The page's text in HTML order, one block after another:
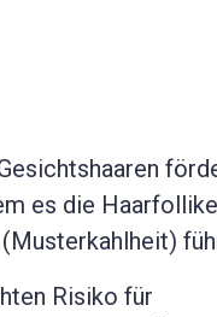
es die
Risiko für